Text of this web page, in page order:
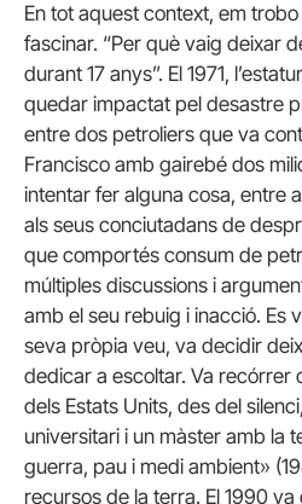
En tot aquest context, em
fascinar. “Per què vaig deixar
durant 17 anys”. El 1971,
quedar impactat pel desastre
entre dos petroliers que va
Francisco amb gairebé dos
intentar fer alguna cosa, entre
als seus conciutadans de
que comportés consum de
múltiples discussions i
amb el seu rebuig i inacció. Es
seva pròpia veu, va decidir
dedicar a escoltar. Va recórrer
dels Estats Units, des del
universitari i un màster amb la
guerra, pau i medi ambient»
recursos de la terra. El 1990